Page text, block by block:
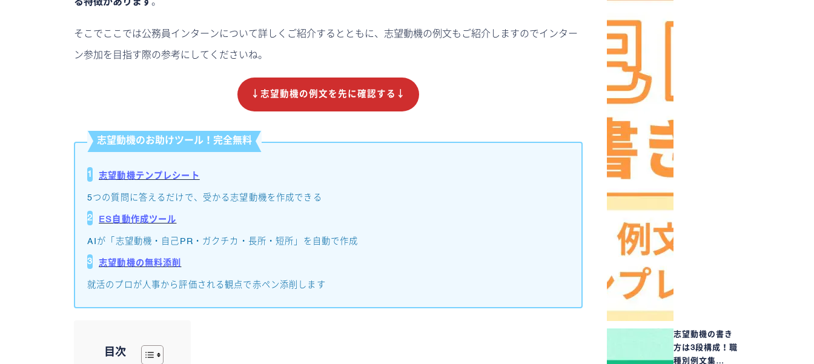
る特徴があります。
そこでここでは公務員インターンについて詳しくご紹介するとともに、志望動機の例文もご紹介しますのでインター
ン参加を目指す際の参考にしてくださいね。
↓志望動機の例文を先に確認する↓
志望動機のお助けツール！完全無料
1 志望動機テンプレシート
5つの質問に答えるだけで、受かる志望動機を作成できる
2 ES自動作成ツール
AIが「志望動機・自己PR・ガクチカ・長所・短所」を自動で作成
3 志望動機の無料添削
就活のプロが人事から評価される観点で赤ペン添削します
目次
志望動機の書き
方は3段構成！職
種別例文集…